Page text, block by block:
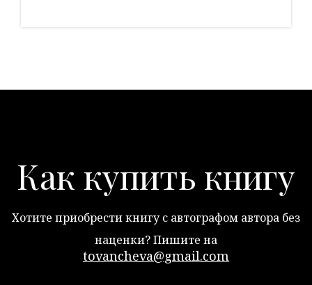
Как купить книгу
Хотите приобрести книгу с автографом автора без
наценки? Пишите на
tovancheva@gmail.com